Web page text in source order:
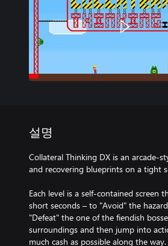
설명
Collateral Thinking DX is an arcade-
and recovering blueprints on a tight
Each level is a self-contained screen
short seconds – to "Avoid" the
"Defeat" the one of the fiendish
surroundings and then jump into
much cash as possible along the